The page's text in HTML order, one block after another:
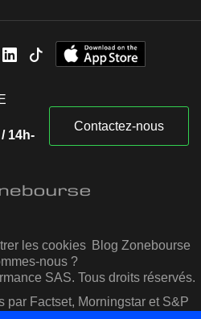
14h-
Contactez-nous
les cookies Blog Zonebourse
nous ?
SAS. Tous droits réservés.
par Factset, Morningstar et S&P